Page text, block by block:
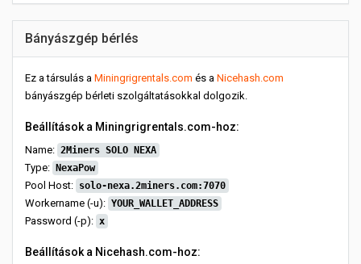
Bányászgép bérlés
Ez a társulás a Miningrigrentals.com és a Nicehash.com
bányászgép bérleti szolgáltatásokkal dolgozik.
Beállítások a Miningrigrentals.com-hoz:
Name: 2Miners SOLO NEXA
Type: NexaPow
Pool Host: solo-nexa.2miners.com:7070
Workername (-u): YOUR_WALLET_ADDRESS
Password (-p): x
Beállítások a Nicehash.com-hoz: